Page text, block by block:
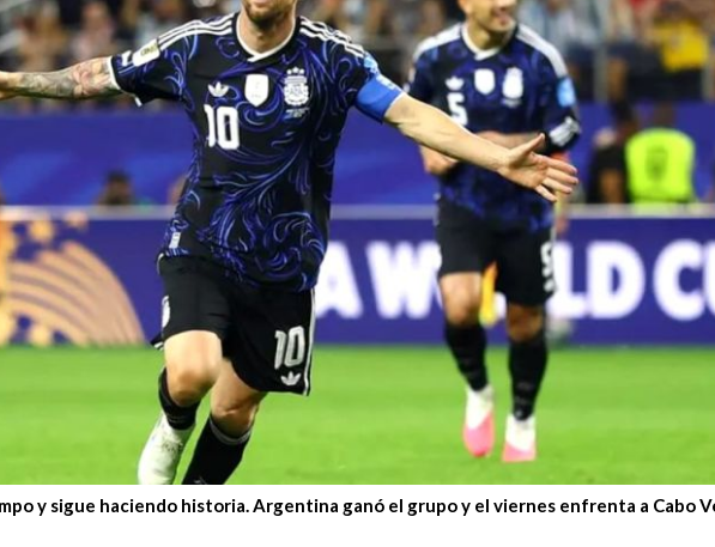
y sigue haciendo historia. Argentina ganó el grupo y el viernes enfrenta a Cabo